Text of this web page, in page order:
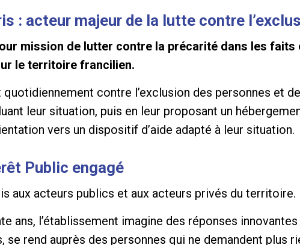
: acteur majeur de la lutte contre
mission de lutter contre la précarité dans les faits
le territoire francilien.
quotidiennement contre l’exclusion des personnes et
leur situation, puis en leur proposant un
vers un dispositif d’aide adapté à leur situation.
Public engagé
aux acteurs publics et aux acteurs privés du territoire.
ans, l’établissement imagine des réponses
se rend auprès des personnes qui ne demandent plus